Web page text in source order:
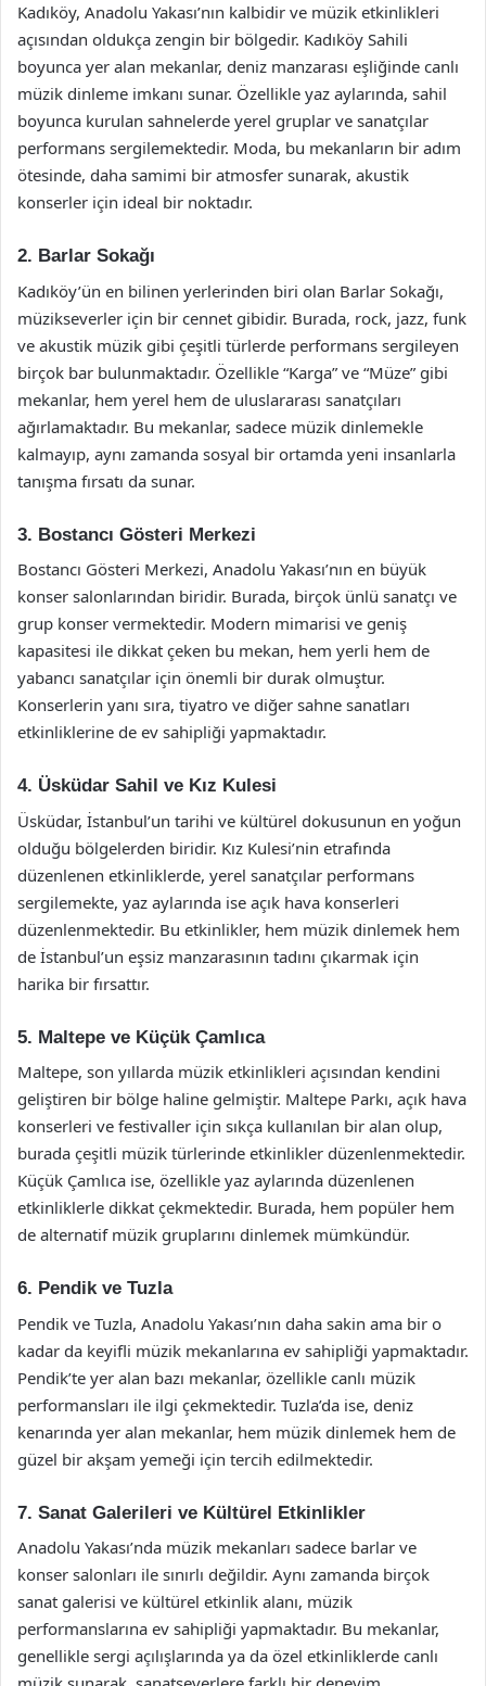
Kadıköy, Anadolu Yakası’nın kalbidir ve müzik etkinlikleri
açısından oldukça zengin bir bölgedir. Kadıköy Sahili
boyunca yer alan mekanlar, deniz manzarası eşliğinde canlı
müzik dinleme imkanı sunar. Özellikle yaz aylarında, sahil
boyunca kurulan sahnelerde yerel gruplar ve sanatçılar
performans sergilemektedir. Moda, bu mekanların bir adım
ötesinde, daha samimi bir atmosfer sunarak, akustik
konserler için ideal bir noktadır.
2. Barlar Sokağı
Kadıköy’ün en bilinen yerlerinden biri olan Barlar Sokağı,
müzikseverler için bir cennet gibidir. Burada, rock, jazz, funk
ve akustik müzik gibi çeşitli türlerde performans sergileyen
birçok bar bulunmaktadır. Özellikle “Karga” ve “Müze” gibi
mekanlar, hem yerel hem de uluslararası sanatçıları
ağırlamaktadır. Bu mekanlar, sadece müzik dinlemekle
kalmayıp, aynı zamanda sosyal bir ortamda yeni insanlarla
tanışma fırsatı da sunar.
3. Bostancı Gösteri Merkezi
Bostancı Gösteri Merkezi, Anadolu Yakası’nın en büyük
konser salonlarından biridir. Burada, birçok ünlü sanatçı ve
grup konser vermektedir. Modern mimarisi ve geniş
kapasitesi ile dikkat çeken bu mekan, hem yerli hem de
yabancı sanatçılar için önemli bir durak olmuştur.
Konserlerin yanı sıra, tiyatro ve diğer sahne sanatları
etkinliklerine de ev sahipliği yapmaktadır.
4. Üsküdar Sahil ve Kız Kulesi
Üsküdar, İstanbul’un tarihi ve kültürel dokusunun en yoğun
olduğu bölgelerden biridir. Kız Kulesi’nin etrafında
düzenlenen etkinliklerde, yerel sanatçılar performans
sergilemekte, yaz aylarında ise açık hava konserleri
düzenlenmektedir. Bu etkinlikler, hem müzik dinlemek hem
de İstanbul’un eşsiz manzarasının tadını çıkarmak için
harika bir fırsattır.
5. Maltepe ve Küçük Çamlıca
Maltepe, son yıllarda müzik etkinlikleri açısından kendini
geliştiren bir bölge haline gelmiştir. Maltepe Parkı, açık hava
konserleri ve festivaller için sıkça kullanılan bir alan olup,
burada çeşitli müzik türlerinde etkinlikler düzenlenmektedir.
Küçük Çamlıca ise, özellikle yaz aylarında düzenlenen
etkinliklerle dikkat çekmektedir. Burada, hem popüler hem
de alternatif müzik gruplarını dinlemek mümkündür.
6. Pendik ve Tuzla
Pendik ve Tuzla, Anadolu Yakası’nın daha sakin ama bir o
kadar da keyifli müzik mekanlarına ev sahipliği yapmaktadır.
Pendik’te yer alan bazı mekanlar, özellikle canlı müzik
performansları ile ilgi çekmektedir. Tuzla’da ise, deniz
kenarında yer alan mekanlar, hem müzik dinlemek hem de
güzel bir akşam yemeği için tercih edilmektedir.
7. Sanat Galerileri ve Kültürel Etkinlikler
Anadolu Yakası’nda müzik mekanları sadece barlar ve
konser salonları ile sınırlı değildir. Aynı zamanda birçok
sanat galerisi ve kültürel etkinlik alanı, müzik
performanslarına ev sahipliği yapmaktadır. Bu mekanlar,
genellikle sergi açılışlarında ya da özel etkinliklerde canlı